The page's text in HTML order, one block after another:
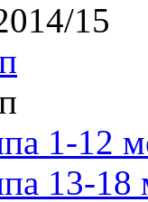
15
1-12
13-18